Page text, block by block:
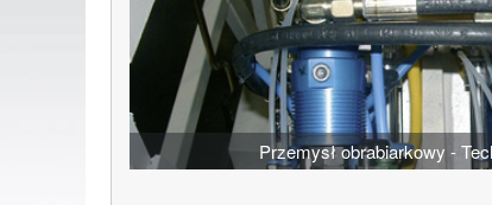
Przemysł obrabiarkowy -